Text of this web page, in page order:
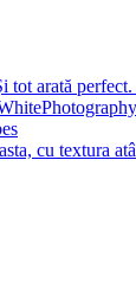
cu textura atâ